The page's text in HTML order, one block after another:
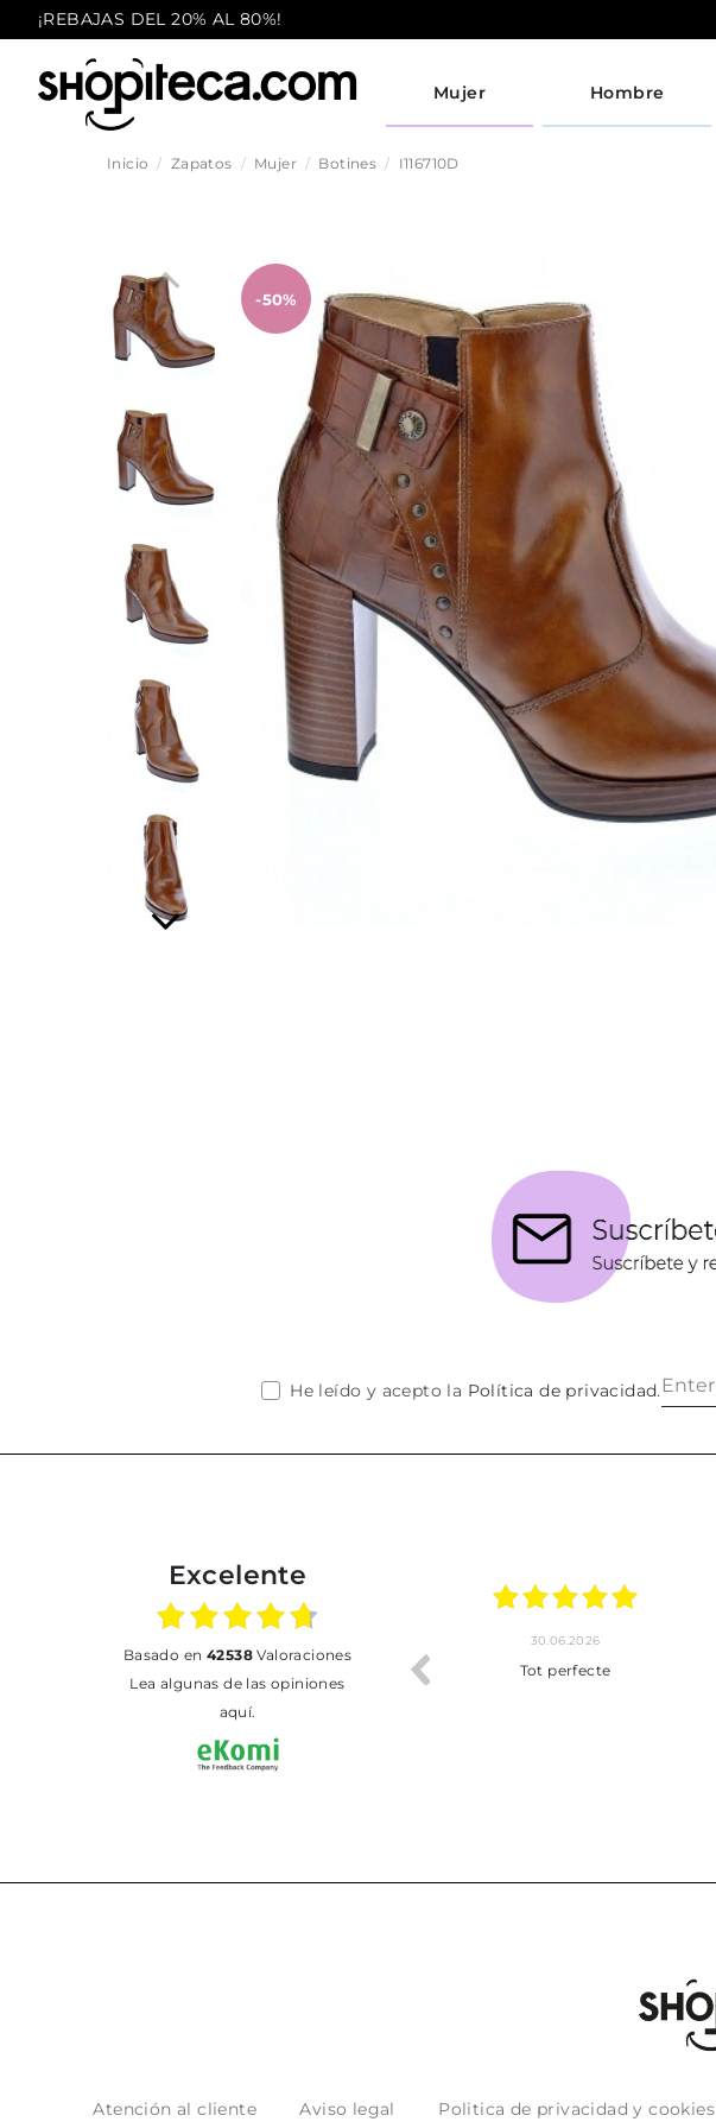
¡REBAJAS DEL 20% AL 80%!
Mujer Hombre
Inicio Zapatos Mujer Botines I116710D
-50%
He leído y acepto la Política de privacidad.
Excelente
basado en 42538Valoraciones
Lea algunas de las opiniones
aquí.
30.06.2026
Tot perfecte
Atención al cliente Aviso legal Politica de privacidad y cookies